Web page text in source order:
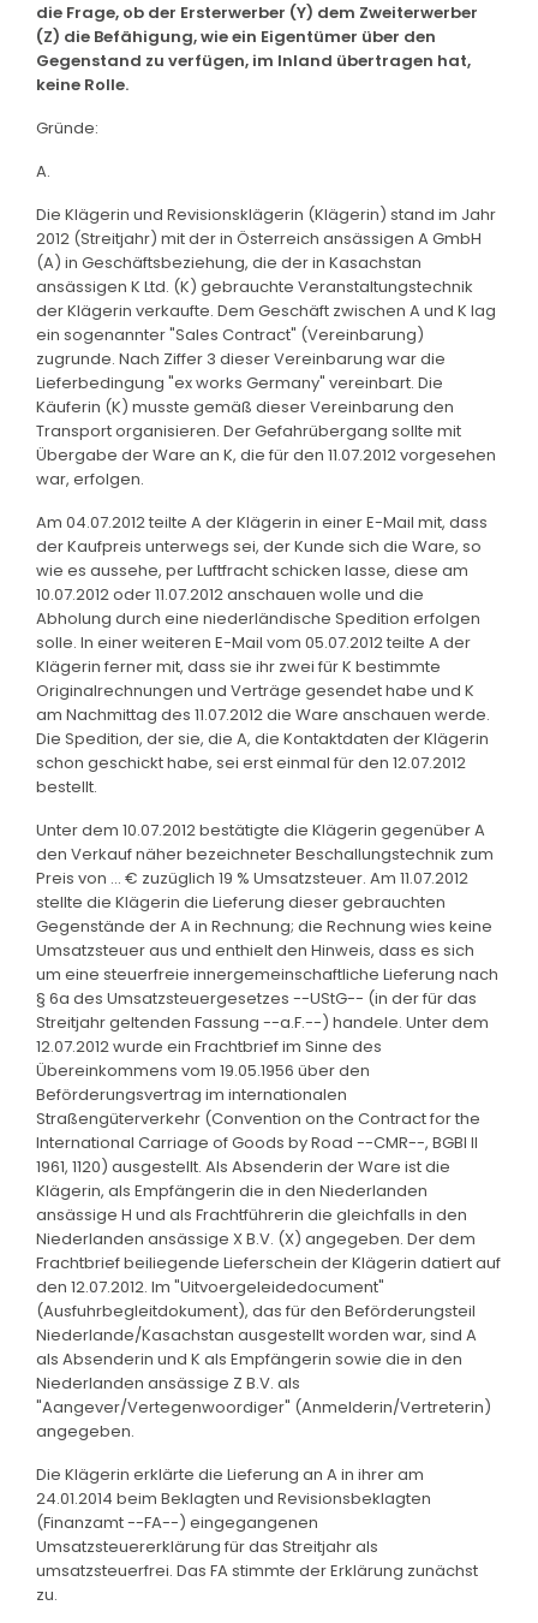
die Frage, ob der Ersterwerber (Y) dem Zweiterwerber
(Z) die Befähigung, wie ein Eigentümer über den
Gegenstand zu verfügen, im Inland übertragen hat,
keine Rolle.
Gründe:
A.
Die Klägerin und Revisionsklägerin (Klägerin) stand im Jahr
2012 (Streitjahr) mit der in Österreich ansässigen A GmbH
(A) in Geschäftsbeziehung, die der in Kasachstan
ansässigen K Ltd. (K) gebrauchte Veranstaltungstechnik
der Klägerin verkaufte. Dem Geschäft zwischen A und K lag
ein sogenannter "Sales Contract" (Vereinbarung)
zugrunde. Nach Ziffer 3 dieser Vereinbarung war die
Lieferbedingung "ex works Germany" vereinbart. Die
Käuferin (K) musste gemäß dieser Vereinbarung den
Transport organisieren. Der Gefahrübergang sollte mit
Übergabe der Ware an K, die für den 11.07.2012 vorgesehen
war, erfolgen.
Am 04.07.2012 teilte A der Klägerin in einer E-Mail mit, dass
der Kaufpreis unterwegs sei, der Kunde sich die Ware, so
wie es aussehe, per Luftfracht schicken lasse, diese am
10.07.2012 oder 11.07.2012 anschauen wolle und die
Abholung durch eine niederländische Spedition erfolgen
solle. In einer weiteren E-Mail vom 05.07.2012 teilte A der
Klägerin ferner mit, dass sie ihr zwei für K bestimmte
Originalrechnungen und Verträge gesendet habe und K
am Nachmittag des 11.07.2012 die Ware anschauen werde.
Die Spedition, der sie, die A, die Kontaktdaten der Klägerin
schon geschickt habe, sei erst einmal für den 12.07.2012
bestellt.
Unter dem 10.07.2012 bestätigte die Klägerin gegenüber A
den Verkauf näher bezeichneter Beschallungstechnik zum
Preis von ... € zuzüglich 19 % Umsatzsteuer. Am 11.07.2012
stellte die Klägerin die Lieferung dieser gebrauchten
Gegenstände der A in Rechnung; die Rechnung wies keine
Umsatzsteuer aus und enthielt den Hinweis, dass es sich
um eine steuerfreie innergemeinschaftliche Lieferung nach
§ 6a des Umsatzsteuergesetzes --UStG-- (in der für das
Streitjahr geltenden Fassung --a.F.--) handele. Unter dem
12.07.2012 wurde ein Frachtbrief im Sinne des
Übereinkommens vom 19.05.1956 über den
Beförderungsvertrag im internationalen
Straßengüterverkehr (Convention on the Contract for the
International Carriage of Goods by Road --CMR--, BGBl II
1961, 1120) ausgestellt. Als Absenderin der Ware ist die
Klägerin, als Empfängerin die in den Niederlanden
ansässige H und als Frachtführerin die gleichfalls in den
Niederlanden ansässige X B.V. (X) angegeben. Der dem
Frachtbrief beiliegende Lieferschein der Klägerin datiert auf
den 12.07.2012. Im "Uitvoergeleidedocument"
(Ausfuhrbegleitdokument), das für den Beförderungsteil
Niederlande/Kasachstan ausgestellt worden war, sind A
als Absenderin und K als Empfängerin sowie die in den
Niederlanden ansässige Z B.V. als
"Aangever/Vertegenwoordiger" (Anmelderin/Vertreterin)
angegeben.
Die Klägerin erklärte die Lieferung an A in ihrer am
24.01.2014 beim Beklagten und Revisionsbeklagten
(Finanzamt --FA--) eingegangenen
Umsatzsteuererklärung für das Streitjahr als
umsatzsteuerfrei. Das FA stimmte der Erklärung zunächst
zu.